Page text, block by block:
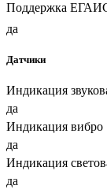
Поддержка
да
Датчики
Индикация
да
Индикация вибро
да
Индикация
да